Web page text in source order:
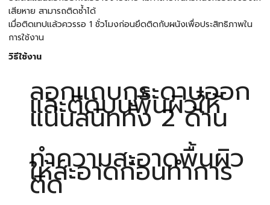
เสียหาย สามารถติดซ้ำได้
เมื่อติดเทปแล้วควรรอ 1 ชั่วโมงก่อนยึดติดกับผนังเพื่อประสิทธิภาพใน
การใช้งาน
วิธีใช้งาน
ลอกแถบกระดาษออก
และติดบนพื้นผิวให้
แน่นสนิททั้ง 2 ด้าน
ทำความสะอาดพื้นผิว
ให้สะอาดก่อนทำการ
ติด